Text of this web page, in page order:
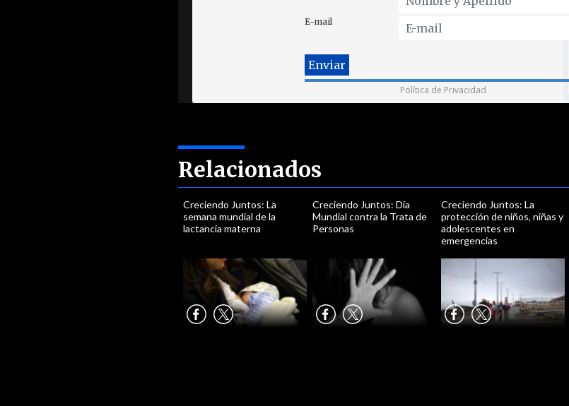
E-mail
Política de Privacidad
Relacionados
Creciendo Juntos: La
semana mundial de la
lactancia materna
Creciendo Juntos: Día
Mundial contra la Trata de
Personas
Creciendo Juntos: La
protección de niños, niñas y
adolescentes en
emergencias